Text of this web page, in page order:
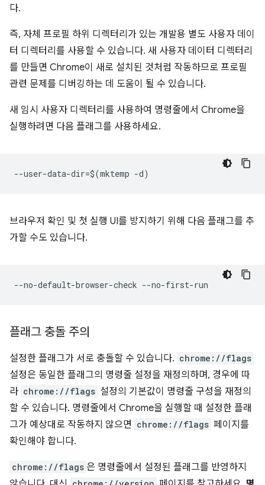
다.
즉, 자체 프로필 하위 디렉터리가 있는 개발용 별도 사용자 데이
터 디렉터리를 사용할 수 있습니다. 새 사용자 데이터 디렉터리
를 만들면 Chrome이 새로 설치된 것처럼 작동하므로 프로필
관련 문제를 디버깅하는 데 도움이 될 수 있습니다.
새 임시 사용자 디렉터리를 사용하여 명령줄에서 Chrome을
실행하려면 다음 플래그를 사용하세요.
브라우저 확인 및 첫 실행 UI를 방지하기 위해 다음 플래그를 추
가할 수도 있습니다.
플래그 충돌 주의
설정한 플래그가 서로 충돌할 수 있습니다. chrome://flags
설정은 동일한 플래그의 명령줄 설정을 재정의하며, 경우에 따
라 chrome://flags 설정의 기본값이 명령줄 구성을 재정의
할 수 있습니다. 명령줄에서 Chrome을 실행할 때 설정한 플래
그가 예상대로 작동하지 않으면 chrome://flags 페이지를
확인해야 합니다.
chrome://flags 은 명령줄에서 설정된 플래그를 반영하지